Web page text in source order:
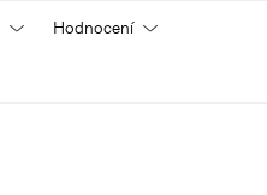
Hodnocení